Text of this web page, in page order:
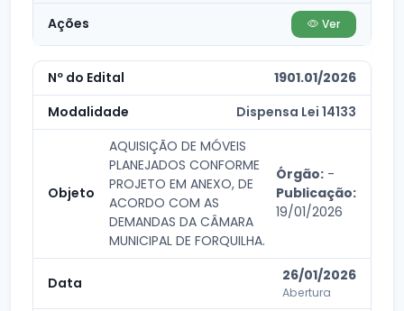
Ver
1901.01/2026
Dispensa Lei 14133
AQUISIÇÃO DE MÓVEIS
PLANEJADOS CONFORME
PROJETO EM ANEXO, DE
ACORDO COM AS
DEMANDAS DA CÂMARA
MUNICIPAL DE FORQUILHA.
Órgão: -
Publicação:
19/01/2026
26/01/2026
Abertura